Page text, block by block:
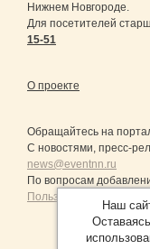
Нижнем Новгороде.
Для посетителей
15-51
О проекте
Обращайтесь на
С новостями, пресс-
news@eventnn.ru
По вопросам
Пользовательское
Наш